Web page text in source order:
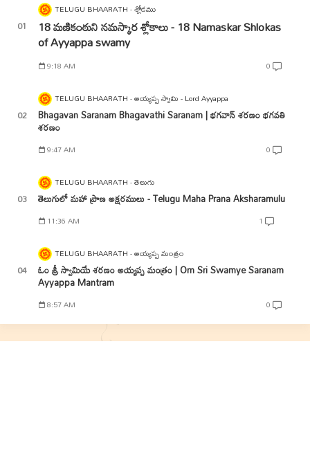
TELUGU BHAARATH శ్లోకము
18 మణికంఠుని నమస్కార శ్లోకాలు - 18 Namaskar Shlokas
of Ayyappa swamy
9:18 AM 0
TELUGU BHAARATH అయ్యప్ప స్వామి - Lord Ayyappa
Bhagavan Saranam Bhagavathi Saranam | భగవాన్ శరణం భగవతి
శరణం
9:47 AM 0
TELUGU BHAARATH తెలుగు
తెలుగులో మహా ప్రాణ అక్షరములు - Telugu Maha Prana Aksharamulu
11:36 AM 1
TELUGU BHAARATH అయ్యప్ప మంత్రం
ఓం శ్రీ స్వామియే శరణం అయ్యప్ప మంత్రం | Om Sri Swamye Saranam
Ayyappa Mantram
8:57 AM 0